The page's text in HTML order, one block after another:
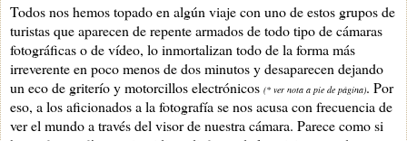
Todos nos hemos topado en algún viaje con uno de estos grupos de
turistas que aparecen de repente armados de todo tipo de cámaras
fotográficas o de vídeo, lo inmortalizan todo de la forma más
irreverente en poco menos de dos minutos y desaparecen dejando
un eco de griterío y motorcillos electrónicos (* ver nota a pie de página). Por
eso, a los aficionados a la fotografía se nos acusa con frecuencia de
ver el mundo a través del visor de nuestra cámara. Parece como si